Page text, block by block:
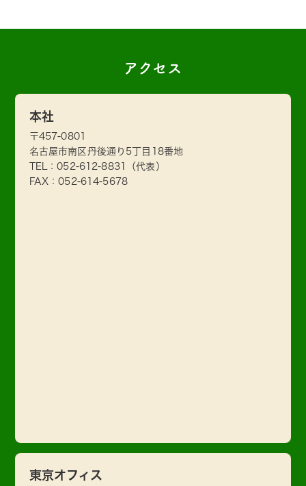
アクセス
本社
〒457-0801
名古屋市南区丹後通り5丁目18番地
TEL：052-612-8831
（代表）
FAX：052-614-5678
東京オフィス